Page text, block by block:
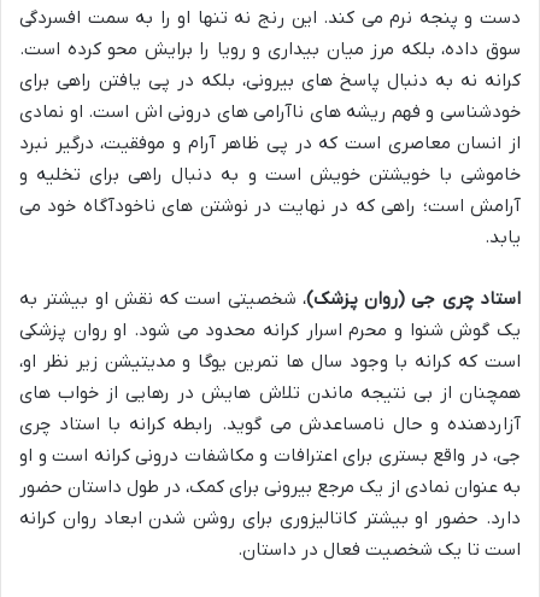
دست و پنجه نرم می کند. این رنج نه تنها او را به سمت افسردگی
سوق داده، بلکه مرز میان بیداری و رویا را برایش محو کرده است.
کرانه نه به دنبال پاسخ های بیرونی، بلکه در پی یافتن راهی برای
خودشناسی و فهم ریشه های ناآرامی های درونی اش است. او نمادی
از انسان معاصری است که در پی ظاهر آرام و موفقیت، درگیر نبرد
خاموشی با خویشتن خویش است و به دنبال راهی برای تخلیه و
آرامش است؛ راهی که در نهایت در نوشتن های ناخودآگاه خود می
یابد.
استاد چری جی (روان پزشک)، شخصیتی است که نقش او بیشتر به
یک گوش شنوا و محرم اسرار کرانه محدود می شود. او روان پزشکی
است که کرانه با وجود سال ها تمرین یوگا و مدیتیشن زیر نظر او،
همچنان از بی نتیجه ماندن تلاش هایش در رهایی از خواب های
آزاردهنده و حال نامساعدش می گوید. رابطه کرانه با استاد چری
جی، در واقع بستری برای اعترافات و مکاشفات درونی کرانه است و او
به عنوان نمادی از یک مرجع بیرونی برای کمک، در طول داستان حضور
دارد. حضور او بیشتر کاتالیزوری برای روشن شدن ابعاد روان کرانه
است تا یک شخصیت فعال در داستان.